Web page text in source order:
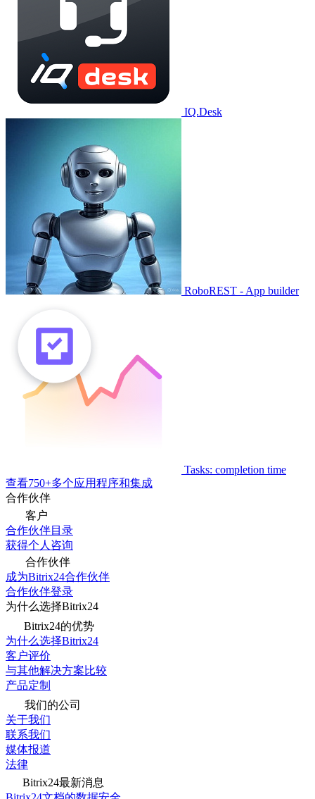
IQ.Desk
RoboREST - App builder
Tasks: completion time
查看750+多个应用程序和集成
合作伙伴
客户
合作伙伴目录
获得个人咨询
合作伙伴
成为Bitrix24合作伙伴
合作伙伴登录
为什么选择Bitrix24
Bitrix24的优势
为什么选择Bitrix24
客户评价
与其他解决方案比较
产品定制
我们的公司
关于我们
联系我们
媒体报道
法律
Bitrix24最新消息